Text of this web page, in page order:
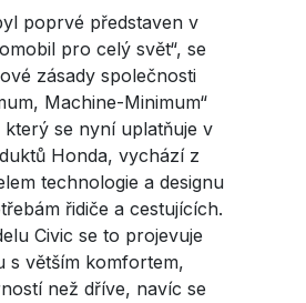
poprvé představen v
pro celý svět“, se
zásady společnosti
Machine-Minimum“
se nyní uplatňuje v
Honda, vychází z
technologie a designu
řidiče a cestujících.
Civic se to projevuje
s větším komfortem,
než dříve, navíc se